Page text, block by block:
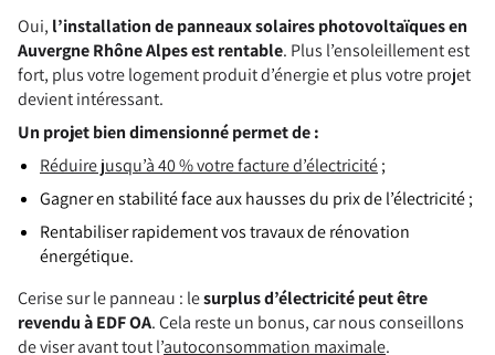
Oui, l’installation de panneaux solaires photovoltaïques en
Auvergne Rhône Alpes est rentable. Plus l’ensoleillement est
fort, plus votre logement produit d’énergie et plus votre projet
devient intéressant.
Un projet bien dimensionné permet de :
Réduire jusqu’à 40 % votre facture d’électricité;
Gagner en stabilité face aux hausses du prix de l’électricité ;
Rentabiliser rapidement vos travaux de rénovation
énergétique.
Cerise sur le panneau : lesurplus d’électricité peut être
revendu à EDF OA. Cela reste un bonus, car nous conseillons
de viser avant tout l’autoconsommation maximale.